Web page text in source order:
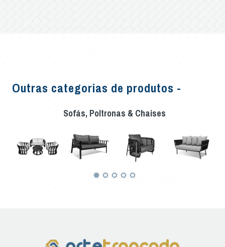
Outras categorias de produtos -
Sofás, Poltronas & Chaises